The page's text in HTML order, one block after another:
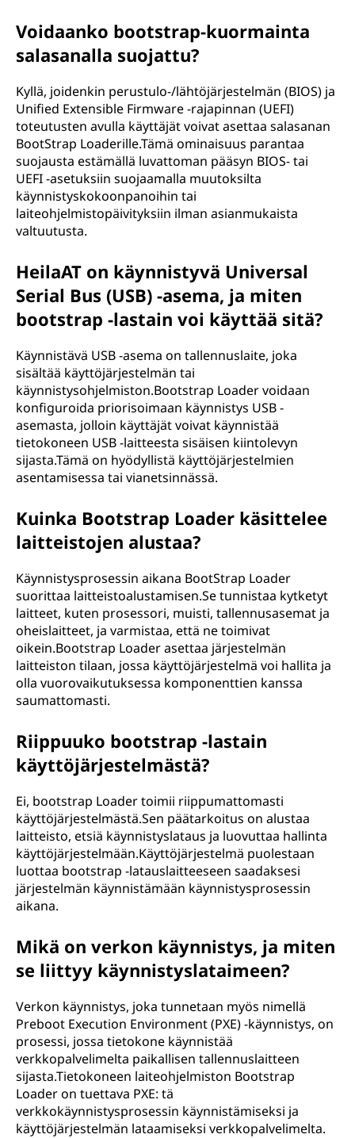
Voidaanko bootstrap-kuormainta
salasanalla suojattu?
Kyllä, joidenkin perustulo-/lähtöjärjestelmän (BIOS) ja
Unified Extensible Firmware -rajapinnan (UEFI)
toteutusten avulla käyttäjät voivat asettaa salasanan
BootStrap Loaderille.Tämä ominaisuus parantaa
suojausta estämällä luvattoman pääsyn BIOS- tai
UEFI -asetuksiin suojaamalla muutoksilta
käynnistyskokoonpanoihin tai
laiteohjelmistopäivityksiin ilman asianmukaista
valtuutusta.
HeilaAT on käynnistyvä Universal
Serial Bus (USB) -asema, ja miten
bootstrap -lastain voi käyttää sitä?
Käynnistävä USB -asema on tallennuslaite, joka
sisältää käyttöjärjestelmän tai
käynnistysohjelmiston.Bootstrap Loader voidaan
konfiguroida priorisoimaan käynnistys USB -
asemasta, jolloin käyttäjät voivat käynnistää
tietokoneen USB -laitteesta sisäisen kiintolevyn
sijasta.Tämä on hyödyllistä käyttöjärjestelmien
asentamisessa tai vianetsinnässä.
Kuinka Bootstrap Loader käsittelee
laitteistojen alustaa?
Käynnistysprosessin aikana BootStrap Loader
suorittaa laitteistoalustamisen.Se tunnistaa kytketyt
laitteet, kuten prosessori, muisti, tallennusasemat ja
oheislaitteet, ja varmistaa, että ne toimivat
oikein.Bootstrap Loader asettaa järjestelmän
laitteiston tilaan, jossa käyttöjärjestelmä voi hallita ja
olla vuorovaikutuksessa komponenttien kanssa
saumattomasti.
Riippuuko bootstrap -lastain
käyttöjärjestelmästä?
Ei, bootstrap Loader toimii riippumattomasti
käyttöjärjestelmästä.Sen päätarkoitus on alustaa
laitteisto, etsiä käynnistyslataus ja luovuttaa hallinta
käyttöjärjestelmään.Käyttöjärjestelmä puolestaan
luottaa bootstrap -latauslaitteeseen saadaksesi
järjestelmän käynnistämään käynnistysprosessin
aikana.
Mikä on verkon käynnistys, ja miten
se liittyy käynnistyslataimeen?
Verkon käynnistys, joka tunnetaan myös nimellä
Preboot Execution Environment (PXE) -käynnistys, on
prosessi, jossa tietokone käynnistää
verkkopalvelimelta paikallisen tallennuslaitteen
sijasta.Tietokoneen laiteohjelmiston Bootstrap
Loader on tuettava PXE: tä
verkkokäynnistysprosessin käynnistämiseksi ja
käyttöjärjestelmän lataamiseksi verkkopalvelimelta.